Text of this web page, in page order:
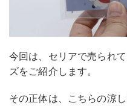
今回は、セリアで売られ
ズをご紹介します。
その正体は、こちらの涼